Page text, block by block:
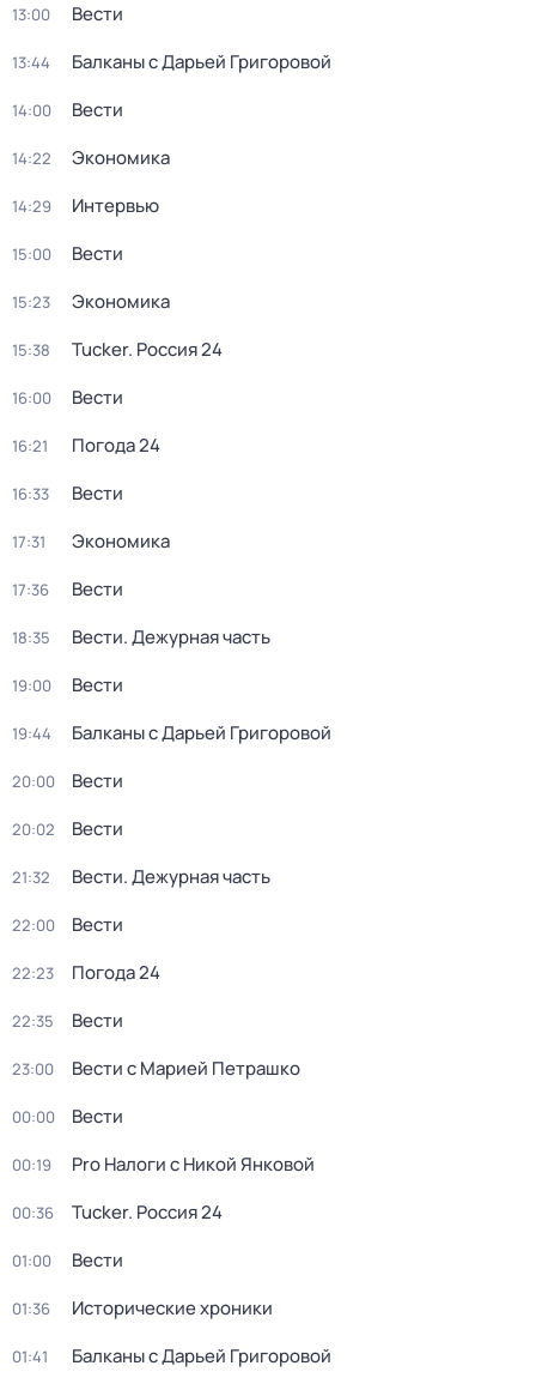
13:00 Вести
13:44 Балканы с Дарьей Григоровой
14:00 Вести
14:22 Экономика
14:29 Интервью
15:00 Вести
15:23 Экономика
15:38 Tucker. Россия 24
16:00 Вести
16:21 Погода 24
16:33 Вести
17:31 Экономика
17:36 Вести
18:35 Вести. Дежурная часть
19:00 Вести
19:44 Балканы с Дарьей Григоровой
20:00 Вести
20:02 Вести
21:32 Вести. Дежурная часть
22:00 Вести
22:23 Погода 24
22:35 Вести
23:00 Вести с Марией Петрашко
00:00 Вести
00:19 Pro Налоги с Никой Янковой
00:36 Tucker. Россия 24
01:00 Вести
01:36 Исторические хроники
01:41 Балканы с Дарьей Григоровой